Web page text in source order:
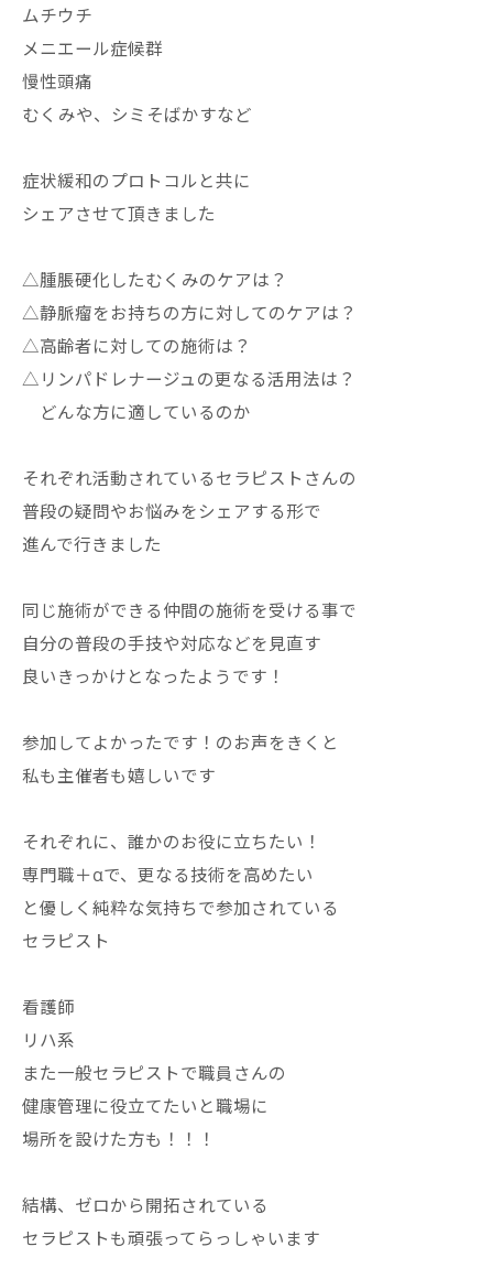
ムチウチ
メニエール症候群
慢性頭痛
むくみや、シミそばかすなど
症状緩和のプロトコルと共に
シェアさせて頂きました
△腫脹硬化したむくみのケアは？
△静脈瘤をお持ちの方に対してのケアは？
△高齢者に対しての施術は？
△リンパドレナージュの更なる活用法は？
どんな方に適しているのか
それぞれ活動されているセラピストさんの
普段の疑問やお悩みをシェアする形で
進んで行きました
同じ施術ができる仲間の施術を受ける事で
自分の普段の手技や対応などを見直す
良いきっかけとなったようです！
参加してよかったです！のお声をきくと
私も主催者も嬉しいです
それぞれに、誰かのお役に立ちたい！
専門職＋αで、更なる技術を高めたい
と優しく純粋な気持ちで参加されている
セラピスト
看護師
リハ系
また一般セラピストで職員さんの
健康管理に役立てたいと職場に
場所を設けた方も！！！
結構、ゼロから開拓されている
セラピストも頑張ってらっしゃいます